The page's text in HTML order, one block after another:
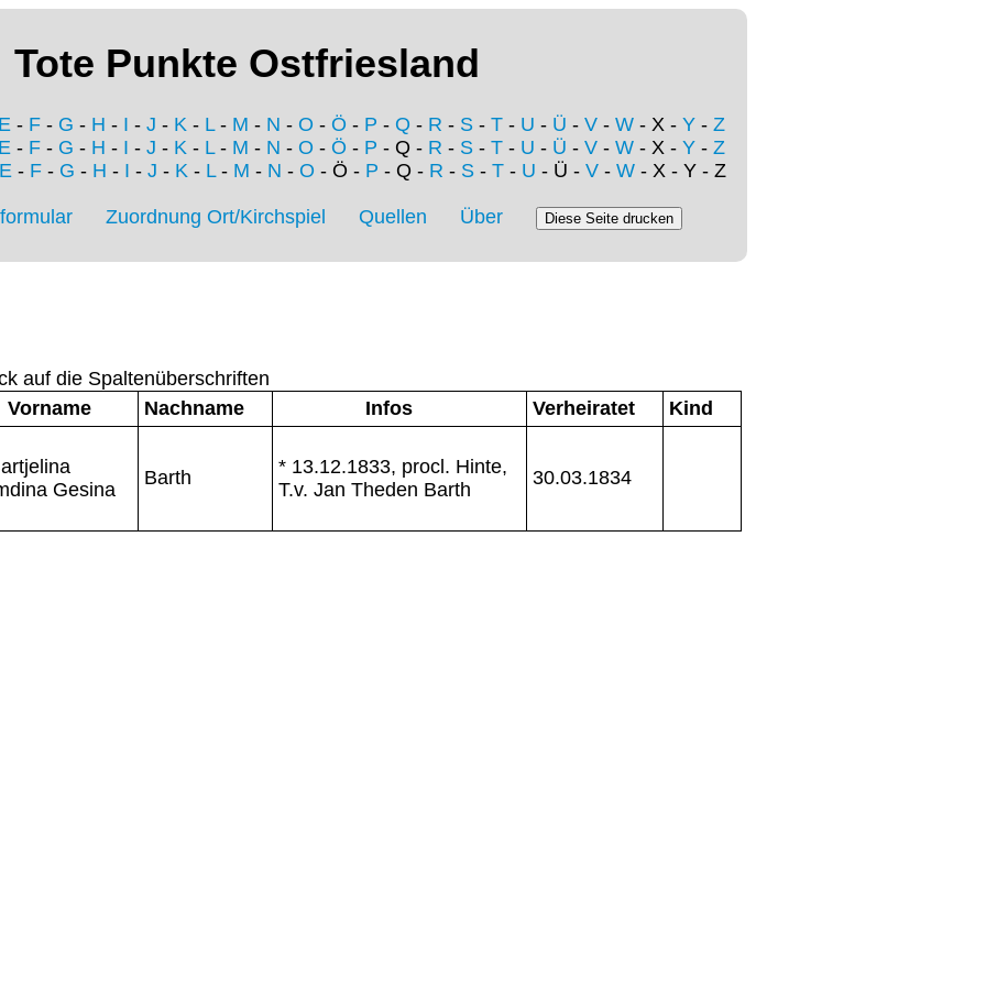
Tote Punkte Ostfriesland
- F - G - H - I - J - K - L- M - N - O - Ö - P - Q - R - S - T - U - Ü - V - W - X - Y - Z
- F - G - H - I - J - K - L- M - N - O - Ö - P - Q - R - S - T - U - Ü - V - W - X - Y - Z
- F- G - H - I - J - K- L- M - N - O - Ö - P - Q - R - S- T- U - Ü - V- W- X - Y - Z
Zuordnung Ort/Kirchspiel Quellen Über
auf die Spaltenüberschriften
Vorname
Nachname Infos Verheiratet Kind
Gesina
Barth
* 13.12.1833, procl. Hinte,
T.v. Jan Theden Barth
30.03.1834